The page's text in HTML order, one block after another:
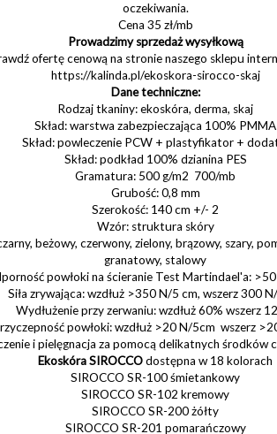
oczekiwania.
Cena 35 zł/mb
Prowadzimy sprzedaż wysyłkową
ofertę cenową na stronie naszego sklepu
https://kalinda.pl/ekoskora-sirocco-skaj
Dane techniczne:
Rodzaj tkaniny: ekoskóra, derma, skaj
Skład: warstwa zabezpieczająca 100% PMMA
Skład: powleczenie PCW + plastyfikator +
Skład: podkład 100% dzianina PES
Gramatura: 500 g/m2 700/mb
Grubość: 0,8 mm
Szerokość: 140 cm +/- 2
Wzór: struktura skóry
beżowy, czerwony, zielony, brązowy, szary,
granatowy, stalowy
powłoki na ścieranie Test Martindael'a:
Siła zrywająca: wzdłuż >350 N/5 cm, wszerz 300
Wydłużenie przy zerwaniu: wzdłuż 60% wszerz
powłoki: wzdłuż >20 N/5cm wszerz
i pielęgnacja za pomocą delikatnych środków
Ekoskóra SIROCCOdostępna w 18 kolorach
SIROCCO SR-100 śmietankowy
SIROCCO SR-102 kremowy
SIROCCO SR-200 żółty
SIROCCO SR-201 pomarańczowy